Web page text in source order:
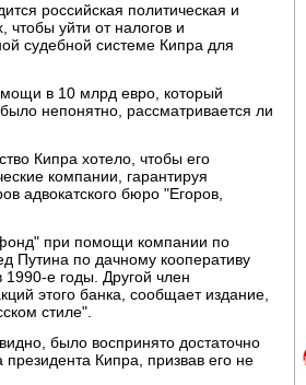
российская политическая и
уйти от налогов и
судебной системе Кипра для
в 10 млрд евро, который
непонятно, рассматривается ли
Кипра хотело, чтобы его
компании, гарантируя
адвокатского бюро "Егоров,
при помощи компании по
Путина по дачному кооперативу
е годы. Другой член
этого банка, сообщает издание,
стиле".
было воспринято достаточно
Кипра, призвав его не